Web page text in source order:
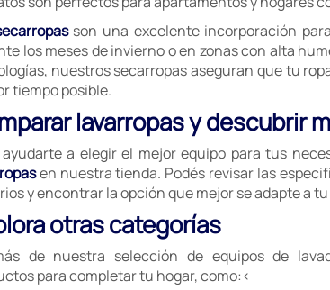
son una excelente incorporación
los meses de invierno o en zonas con alta
nuestros secarropas aseguran que tu
tiempo posible.
lavarropas y descubrir
ayudarte a elegir el mejor equipo para tus
en nuestra tienda. Podés revisar las
y encontrar la opción que mejor se adapte a
otras categorías
de nuestra selección de equipos de
para completar tu hogar, como:<